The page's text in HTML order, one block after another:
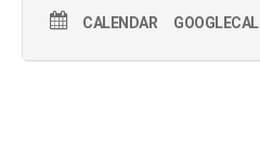
CALENDAR GOOGLECAL